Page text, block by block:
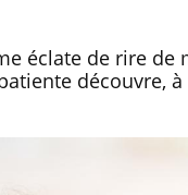
éclate de rire
découvre, à